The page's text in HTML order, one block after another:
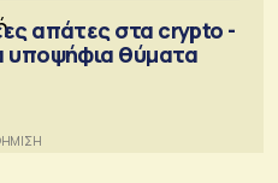
απάτες στα crypto -
υποψήφια θύματα